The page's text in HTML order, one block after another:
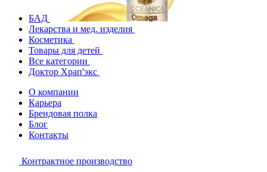
БАД
Лекарства и мед. изделия
Косметика
Товары для детей
Все категории
Доктор Храп'экс
О компании
Карьера
Брендовая полка
Блог
Контакты
Контрактное производство